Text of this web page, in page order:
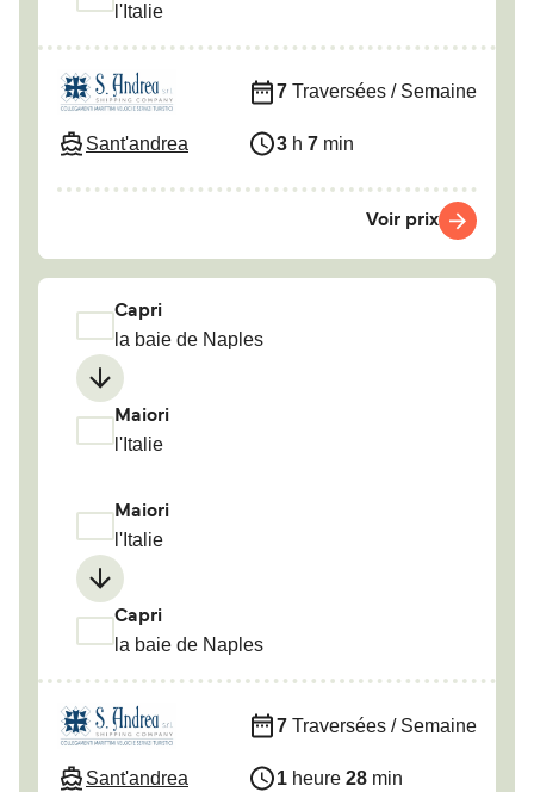
l'Italie
Sant'andrea
7 Traversées / Semaine
3 h 7 min
Voir prix
Capri
la baie de Naples
Maiori
l'Italie
Maiori
l'Italie
Capri
la baie de Naples
Sant'andrea
7 Traversées / Semaine
1 heure 28 min